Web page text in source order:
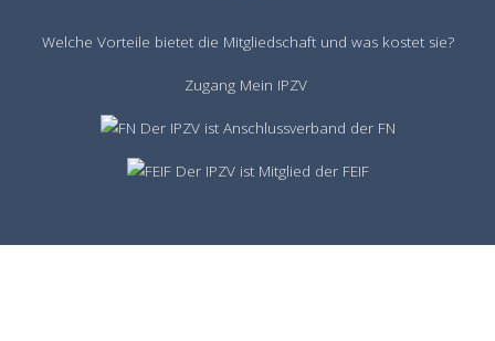
Welche Vorteile bietet die Mitgliedschaft und was kostet sie?
Zugang Mein IPZV
Der IPZV ist Anschlussverband der FN
Der IPZV ist Mitglied der FEIF